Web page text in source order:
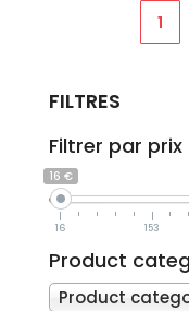
1
FILTRES
Filtrer par prix
16 €
16 153
Product
Product